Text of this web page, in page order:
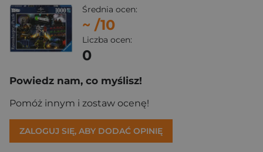
Średnia ocen:
~ /10
Liczba ocen:
0
Powiedz nam, co myślisz!
Pomóż innym i zostaw ocenę!
ZALOGUJ SIĘ, ABY DODAĆ OPINIĘ